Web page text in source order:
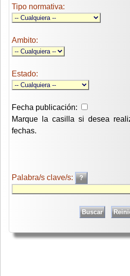
Tipo normativa:
Ambito:
Estado:
Fecha publicación:
Marque la casilla si desea
fechas.
Palabra/s clave/s: